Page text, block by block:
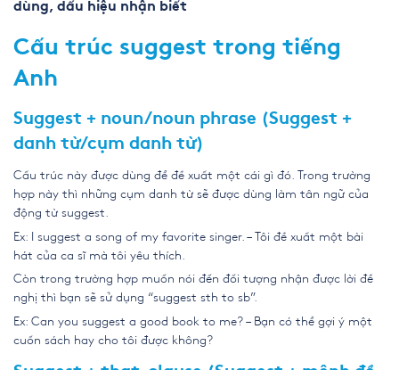
dùng, dấu hiệu nhận biết
Cấu trúc suggest trong tiếng
Anh
Suggest + noun/noun phrase (Suggest +
danh từ/cụm danh từ)
Cấu trúc này được dùng để đề xuất một cái gì đó. Trong trường
hợp này thì những cụm danh từ sẽ được dùng làm tân ngữ của
động từ suggest.
Ex: I suggest a song of my favorite singer. – Tôi đề xuất một bài
hát của ca sĩ mà tôi yêu thích.
Còn trong trường hợp muốn nói đến đối tượng nhận được lời đề
nghị thì bạn sẽ sử dụng “suggest sth to sb”.
Ex: Can you suggest a good book to me? – Bạn có thể gợi ý một
cuốn sách hay cho tôi được không?